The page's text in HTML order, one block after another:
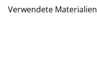
Verwendete Materialien